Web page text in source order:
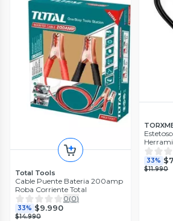
Total Tools
Cable Puente Bateria 200amp
Roba Corriente Total
0(0)
33% $9.990
$14.990
33%
$11.990